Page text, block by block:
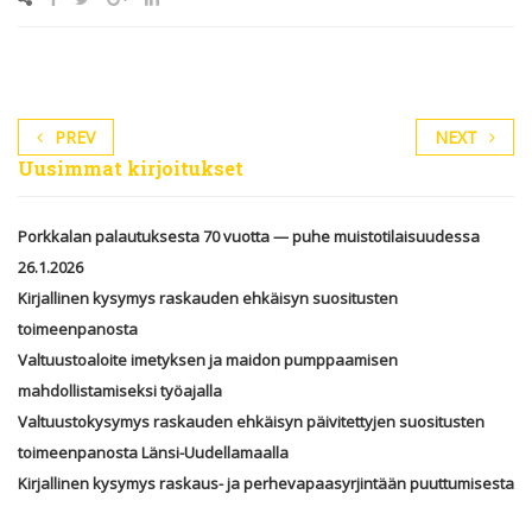
PREV NEXT
Uusimmat kirjoitukset
Porkkalan palautuksesta 70 vuotta — puhe muistotilaisuudessa
26.1.2026
Kirjallinen kysymys raskauden ehkäisyn suositusten
toimeenpanosta
Valtuustoaloite imetyksen ja maidon pumppaamisen
mahdollistamiseksi työajalla
Valtuustokysymys raskauden ehkäisyn päivitettyjen suositusten
toimeenpanosta Länsi-Uudellamaalla
Kirjallinen kysymys raskaus- ja perhevapaasyrjintään puuttumisesta